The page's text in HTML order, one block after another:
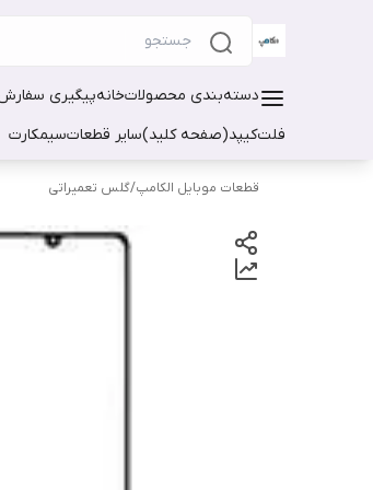
دسته‌بندی محصولاتخانهپیگیری
فلتکیپد(صفحه کلید)سایر قطعاتسیمکارت
قطعات موبایل الکامپ/گلس تعمیراتی